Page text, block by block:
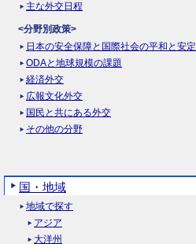
主な外交日程
<分野別政策>
日本の安全保障と国際社会の平和と安定
ODAと地球規模の課題
経済外交
広報文化外交
国民と共にある外交
その他の分野
国・地域
地域で探す
アジア
大洋州